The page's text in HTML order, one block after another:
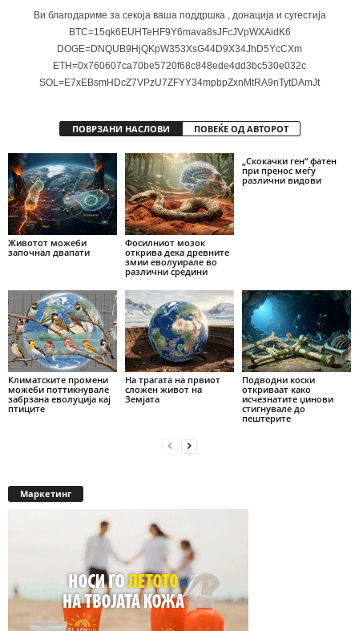
Ви благодариме за секоја ваша поддршка , донација и сугестија
BTC=15qk6EUHTeHF9Y6mava8sJFcJVpWXAidK6
DOGE=DNQUB9HjQKpW353XsG44D9X34JhD5YcCXm
ETH=0x760607ca70be5720f68c848ede4dd3bc530e032c
SOL=E7xEBsmHDcZ7VPzU7ZFYY34mpbpZxnMtRA9nTytDAmJt
ПОВРЗАНИ НАСЛОВИ ПОВЕЌЕ ОД АВТОРОТ
Животот можеби
започнал двапати
Фосилниот мозок
открива дека древните
змии еволуирале во
различни средини
„Скокачки ген“ фатен
при пренос меѓу
различни видови
Климатските промени
можеби поттикнувале
забрзана еволуција кај
птиците
На трагата на првиот
сложен живот на
Земјата
Подводни коски
откриваат како
исчезнатите џинови
стигнувале до
пештерите
Маркетинг